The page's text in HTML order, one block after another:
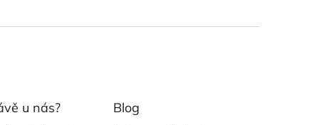
u nás? Blog